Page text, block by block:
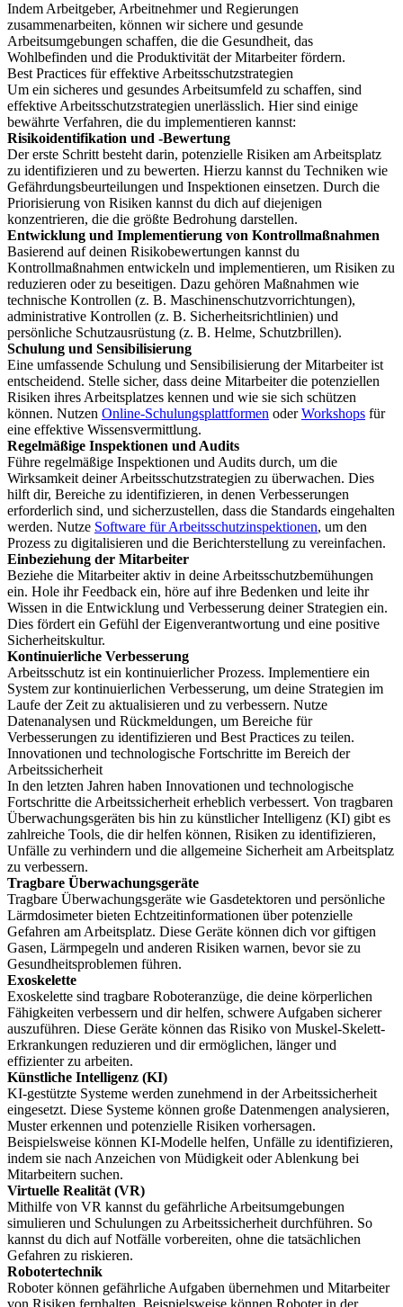
Indem Arbeitgeber, Arbeitnehmer und Regierungen
zusammenarbeiten, können wir sichere und gesunde
Arbeitsumgebungen schaffen, die die Gesundheit, das
Wohlbefinden und die Produktivität der Mitarbeiter fördern.
Best Practices für effektive Arbeitsschutzstrategien
Um ein sicheres und gesundes Arbeitsumfeld zu schaffen, sind
effektive Arbeitsschutzstrategien unerlässlich. Hier sind einige
bewährte Verfahren, die du implementieren kannst:
Risikoidentifikation und -Bewertung
Der erste Schritt besteht darin, potenzielle Risiken am Arbeitsplatz
zu identifizieren und zu bewerten. Hierzu kannst du Techniken wie
Gefährdungsbeurteilungen und Inspektionen einsetzen. Durch die
Priorisierung von Risiken kannst du dich auf diejenigen
konzentrieren, die die größte Bedrohung darstellen.
Entwicklung und Implementierung von Kontrollmaßnahmen
Basierend auf deinen Risikobewertungen kannst du
Kontrollmaßnahmen entwickeln und implementieren, um Risiken zu
reduzieren oder zu beseitigen. Dazu gehören Maßnahmen wie
technische Kontrollen (z. B. Maschinenschutzvorrichtungen),
administrative Kontrollen (z. B. Sicherheitsrichtlinien) und
persönliche Schutzausrüstung (z. B. Helme, Schutzbrillen).
Schulung und Sensibilisierung
Eine umfassende Schulung und Sensibilisierung der Mitarbeiter ist
entscheidend. Stelle sicher, dass deine Mitarbeiter die potenziellen
Risiken ihres Arbeitsplatzes kennen und wie sie sich schützen
können. Nutzen Online-Schulungsplattformen oderWorkshops für
eine effektive Wissensvermittlung.
Regelmäßige Inspektionen und Audits
Führe regelmäßige Inspektionen und Audits durch, um die
Wirksamkeit deiner Arbeitsschutzstrategien zu überwachen. Dies
hilft dir, Bereiche zu identifizieren, in denen Verbesserungen
erforderlich sind, und sicherzustellen, dass die Standards eingehalten
werden. Nutze Software für Arbeitsschutzinspektionen, um den
Prozess zu digitalisieren und die Berichterstellung zu vereinfachen.
Einbeziehung der Mitarbeiter
Beziehe die Mitarbeiter aktiv in deine Arbeitsschutzbemühungen
ein. Hole ihr Feedback ein, höre auf ihre Bedenken und leite ihr
Wissen in die Entwicklung und Verbesserung deiner Strategien ein.
Dies fördert ein Gefühl der Eigenverantwortung und eine positive
Sicherheitskultur.
Kontinuierliche Verbesserung
Arbeitsschutz ist ein kontinuierlicher Prozess. Implementiere ein
System zur kontinuierlichen Verbesserung, um deine Strategien im
Laufe der Zeit zu aktualisieren und zu verbessern. Nutze
Datenanalysen und Rückmeldungen, um Bereiche für
Verbesserungen zu identifizieren und Best Practices zu teilen.
Innovationen und technologische Fortschritte im Bereich der
Arbeitssicherheit
In den letzten Jahren haben Innovationen und technologische
Fortschritte die Arbeitssicherheit erheblich verbessert. Von tragbaren
Überwachungsgeräten bis hin zu künstlicher Intelligenz (KI) gibt es
zahlreiche Tools, die dir helfen können, Risiken zu identifizieren,
Unfälle zu verhindern und die allgemeine Sicherheit am Arbeitsplatz
zu verbessern.
Tragbare Überwachungsgeräte
Tragbare Überwachungsgeräte wie Gasdetektoren und persönliche
Lärmdosimeter bieten Echtzeitinformationen über potenzielle
Gefahren am Arbeitsplatz. Diese Geräte können dich vor giftigen
Gasen, Lärmpegeln und anderen Risiken warnen, bevor sie zu
Gesundheitsproblemen führen.
Exoskelette
Exoskelette sind tragbare Roboteranzüge, die deine körperlichen
Fähigkeiten verbessern und dir helfen, schwere Aufgaben sicherer
auszuführen. Diese Geräte können das Risiko von Muskel-Skelett-
Erkrankungen reduzieren und dir ermöglichen, länger und
effizienter zu arbeiten.
Künstliche Intelligenz (KI)
KI-gestützte Systeme werden zunehmend in der Arbeitssicherheit
eingesetzt. Diese Systeme können große Datenmengen analysieren,
Muster erkennen und potenzielle Risiken vorhersagen.
Beispielsweise können KI-Modelle helfen, Unfälle zu identifizieren,
indem sie nach Anzeichen von Müdigkeit oder Ablenkung bei
Mitarbeitern suchen.
Virtuelle Realität (VR)
Mithilfe von VR kannst du gefährliche Arbeitsumgebungen
simulieren und Schulungen zu Arbeitssicherheit durchführen. So
kannst du dich auf Notfälle vorbereiten, ohne die tatsächlichen
Gefahren zu riskieren.
Robotertechnik
Roboter können gefährliche Aufgaben übernehmen und Mitarbeiter
von Risiken fernhalten. Beispielsweise können Roboter in der